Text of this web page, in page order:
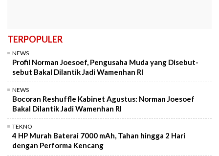
TERPOPULER
NEWS
Profil Norman Joesoef, Pengusaha Muda yang Disebut-
sebut Bakal Dilantik Jadi Wamenhan RI
NEWS
Bocoran Reshuffle Kabinet Agustus: Norman Joesoef
Bakal Dilantik Jadi Wamenhan RI
TEKNO
4 HP Murah Baterai 7000 mAh, Tahan hingga 2 Hari
dengan Performa Kencang